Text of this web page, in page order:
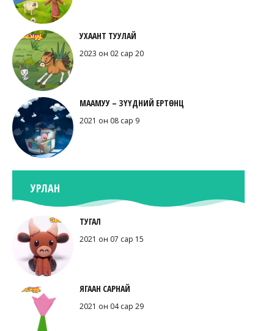
УХААНТ ТУУЛАЙ
2023 он 02 сар 20
МААМУУ – ЗҮҮДНИЙ ЕРТӨНЦ
2021 он 08 сар 9
УРЛАН
ТУГАЛ
2021 он 07 сар 15
ЯГААН САРНАЙ
2021 он 04 сар 29